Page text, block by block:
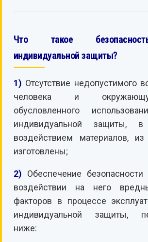
Что такое
индивидуальной защиты?
1) Отсутствие недопустимого
человека и
обусловленного
индивидуальной защиты,
воздействием материалов,
изготовлены;
2) Обеспечение
воздействии на него
факторов в процессе
индивидуальной защиты,
ниже: